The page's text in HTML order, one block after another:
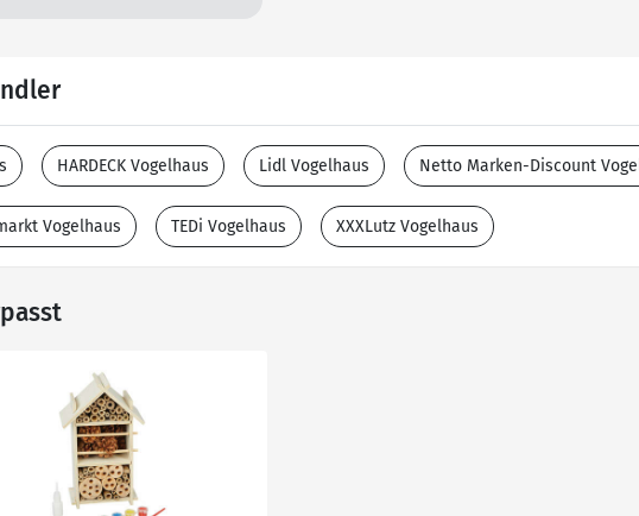
HARDECK Vogelhaus Lidl Vogelhaus Netto Marken-Discount
Vogelhaus TEDi Vogelhaus XXXLutz Vogelhaus